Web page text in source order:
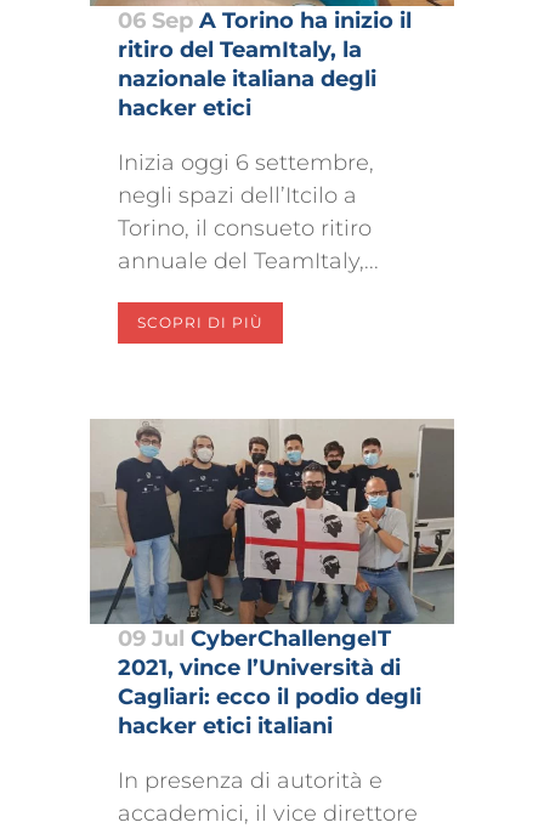
06 Sep A Torino ha inizio il
ritiro del TeamItaly, la
nazionale italiana degli
hacker etici
Inizia oggi 6 settembre,
negli spazi dell’Itcilo a
Torino, il consueto ritiro
annuale del TeamItaly,...
SCOPRI DI PIÙ
09 Jul CyberChallengeIT
2021, vince l’Università di
Cagliari: ecco il podio degli
hacker etici italiani
In presenza di autorità e
accademici, il vice direttore